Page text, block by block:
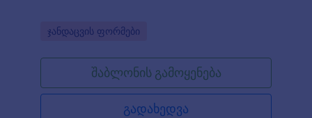
Go to Category:
ჯანდაცვის ფორმები
შაბლონის გამოყენება
გადახედვა